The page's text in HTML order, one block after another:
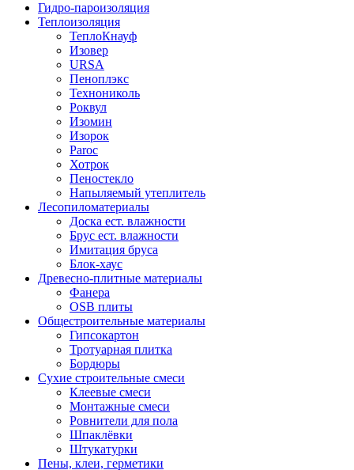
Гидро-пароизоляция
Теплоизоляция
ТеплоКнауф
Изовер
URSA
Пеноплэкс
Технониколь
Роквул
Изомин
Изорок
Paroc
Хотрок
Пеностекло
Напыляемый утеплитель
Лесопиломатериалы
Доска ест. влажности
Брус ест. влажности
Имитация бруса
Блок-хаус
Древесно-плитные материалы
Фанера
OSB плиты
Общестроительные материалы
Гипсокартон
Тротуарная плитка
Бордюры
Сухие строительные смеси
Клеевые смеси
Монтажные смеси
Ровнители для пола
Шпаклёвки
Штукатурки
Пены, клеи, герметики